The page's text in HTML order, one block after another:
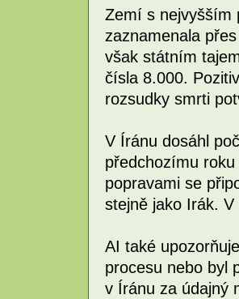
Zemí s nejvyšším
zaznamenala
však státním
čísla 8.000.
rozsudky smrti
V Íránu dosáhl
předchozímu
popravami se
stejně jako Irák.
AI také
procesu nebo byl
v Íránu za údajný